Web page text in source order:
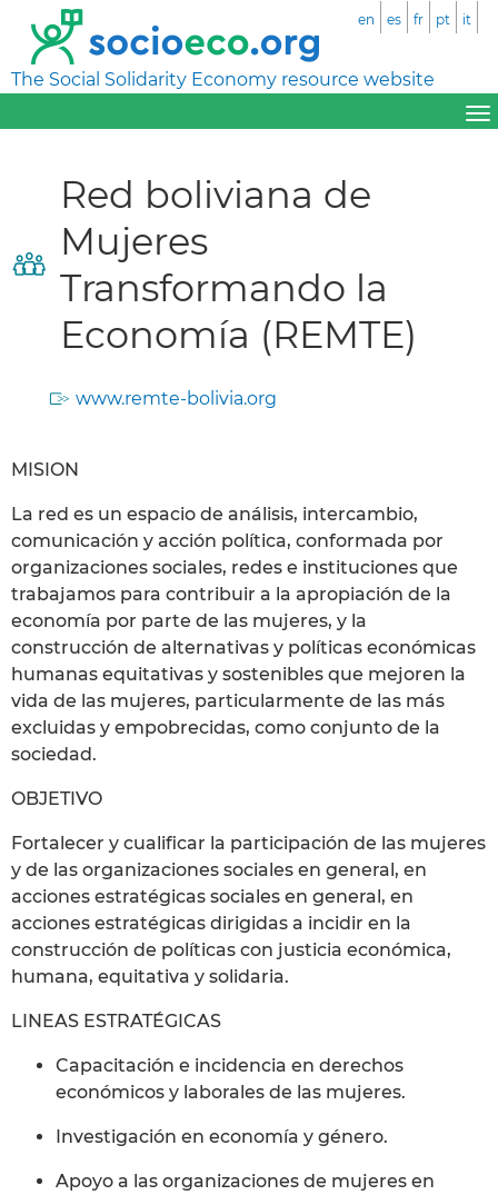
The Social Solidarity Economy resource website
en es fr pt it
Red boliviana de
Mujeres
Transformando la
Economía (REMTE)
www.remte-bolivia.org
MISION
La red es un espacio de análisis, intercambio,
comunicación y acción política, conformada por
organizaciones sociales, redes e instituciones que
trabajamos para contribuir a la apropiación de la
economía por parte de las mujeres, y la
construcción de alternativas y políticas económicas
humanas equitativas y sostenibles que mejoren la
vida de las mujeres, particularmente de las más
excluidas y empobrecidas, como conjunto de la
sociedad.
OBJETIVO
Fortalecer y cualificar la participación de las mujeres
y de las organizaciones sociales en general, en
acciones estratégicas sociales en general, en
acciones estratégicas dirigidas a incidir en la
construcción de políticas con justicia económica,
humana, equitativa y solidaria.
LINEAS ESTRATÉGICAS
Capacitación e incidencia en derechos
económicos y laborales de las mujeres.
Investigación en economía y género.
Apoyo a las organizaciones de mujeres en